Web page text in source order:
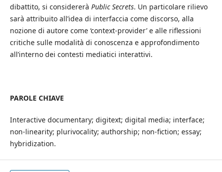
dibattito, si considererà Public Secrets. Un particolare rilievo
sarà attribuito all’idea di interfaccia come discorso, alla
nozione di autore come ‘context-provider’ e alle riflessioni
critiche sulle modalità di conoscenza e approfondimento
all’interno dei contesti mediatici interattivi.
PAROLE CHIAVE
Interactive documentary; digitext; digital media; interface;
non-linearity; plurivocality; authorship; non-fiction; essay;
hybridization.